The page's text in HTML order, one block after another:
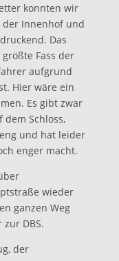
konnten wir
Innenhof und
Das
Fass der
aufgrund
Hier wäre ein
Es gibt zwar
Schloss,
und hat leider
enger macht.
wieder
ganzen Weg
DBS.
der